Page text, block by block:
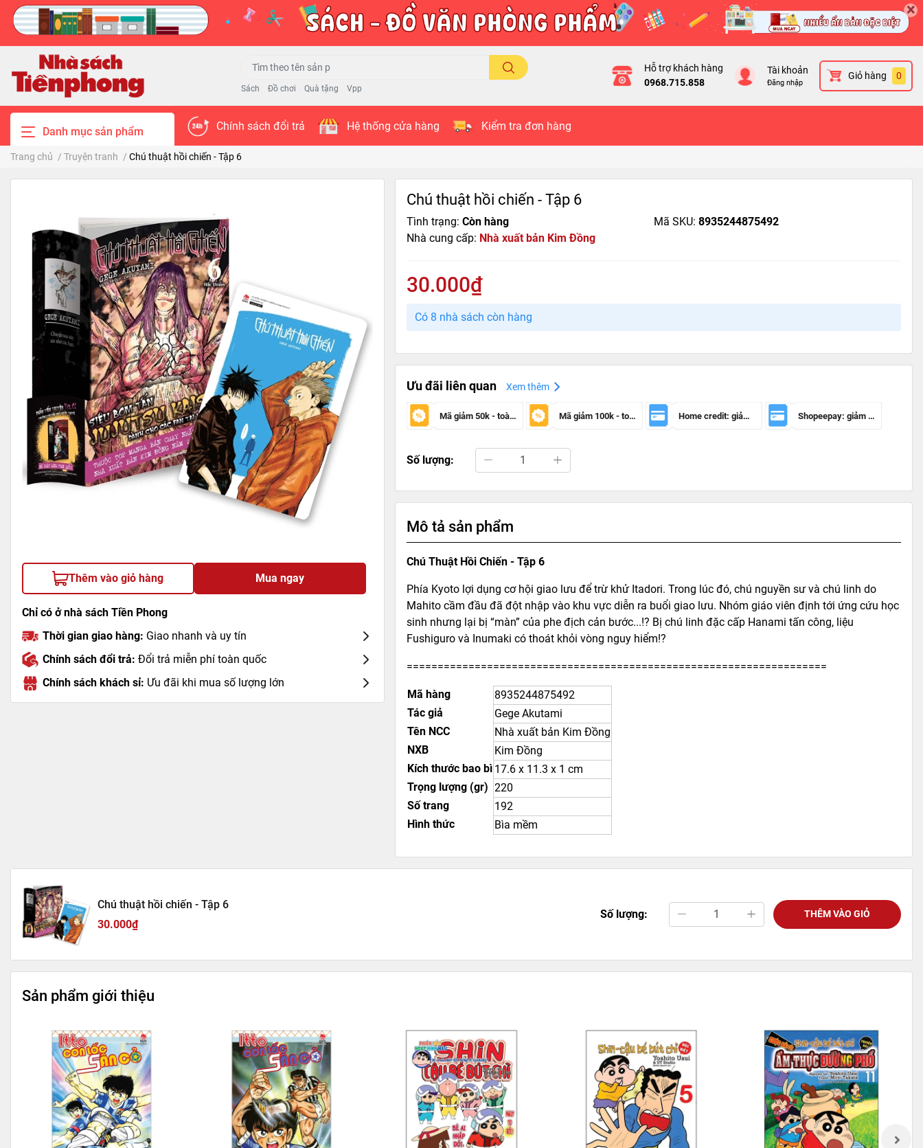
×
Sách Đồ chơi Quà tặng Vpp
Hỗ trợ khách hàng
0968.715.858
Tài khoản
Đăng nhập
Giỏ hàng 0
Danh mục sản phẩm Chính sách đổi trả Hệ thống cửa hàng Kiểm tra đơn hàng
Trang chủ / Truyện tranh / Chú thuật hồi chiến - Tập 6
Thêm vào giỏ hàng Mua ngay
Chỉ có ở nhà sách Tiền Phong
Thời gian giao hàng: Giao nhanh và uy tín
Chính sách đổi trả: Đổi trả miễn phí toàn quốc
Chính sách khách sỉ: Ưu đãi khi mua số lượng lớn
Chú thuật hồi chiến - Tập 6
Tình trạng: Còn hàng Mã SKU: 8935244875492
Nhà cung cấp: Nhà xuất bản Kim Đồng
30.000₫
Có 8 nhà sách còn hàng
Ưu đãi liên quan Xem thêm
Mã giảm 50k - toàn sàn Mã giảm 100k - toàn sàn Home credit: giảm 50.000đ cho đơn hàng từ 150.000đ Shopeepay: giảm 20k cho đh từ 30k
Số lượng:
Mô tả sản phẩm
Chú Thuật Hồi Chiến - Tập 6
Phía Kyoto lợi dụng cơ hội giao lưu để trừ khử Itadori. Trong lúc đó, chú nguyền sư và chú linh do
Mahito cầm đầu đã đột nhập vào khu vực diễn ra buổi giao lưu. Nhóm giáo viên định tới ứng cứu học
sinh nhưng lại bị “màn” của phe địch cản bước...!? Bị chú linh đặc cấp Hanami tấn công, liệu
Fushiguro và Inumaki có thoát khỏi vòng nguy hiểm!?
====================================================================
Mã hàng
8935244875492
Tác giả
Gege Akutami
Tên NCC
Nhà xuất bản Kim Đồng
NXB
Kim Đồng
Kích thước bao bì 17.6 x 11.3 x 1 cm
Trọng lượng (gr) 220
Số trang
192
Hình thức
Bìa mềm
Chú thuật hồi chiến - Tập 6
30.000₫
Số lượng: THÊM VÀO GIỎ
Sản phẩm giới thiệu